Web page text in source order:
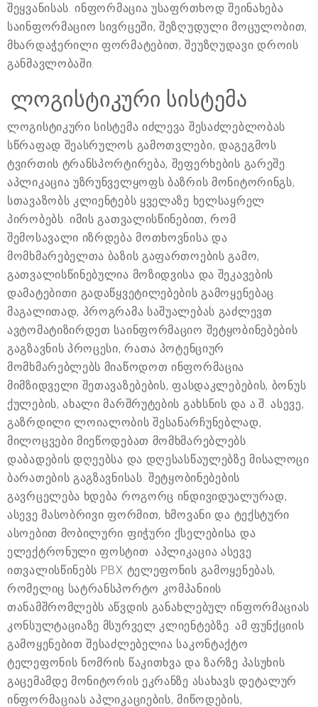
შეყვანისას. ინფორმაცია უსაფრთხოდ შეინახება
საინფორმაციო სივრცეში, შეზღუდული მოცულობით,
მხარდაჭერილი ფორმატებით, შეუზღუდავი დროის
განმავლობაში.
ლოგისტიკური სისტემა
ლოგისტიკური სისტემა იძლევა შესაძლებლობას
სწრაფად შეასრულოს გამოთვლები, დაგეგმოს
ტვირთის ტრანსპორტირება, შეფერხების გარეშე.
აპლიკაცია უზრუნველყოფს ბაზრის მონიტორინგს,
სთავაზობს კლიენტებს ყველაზე ხელსაყრელ
პირობებს. იმის გათვალისწინებით, რომ
შემოსავალი იზრდება მოთხოვნისა და
მომხმარებელთა ბაზის გაფართოების გამო,
გათვალისწინებულია მოზიდვისა და შეკავების
დამატებითი გადაწყვეტილებების გამოყენებაც.
მაგალითად, პროგრამა საშუალებას გაძლევთ
ავტომატიზირდეთ საინფორმაციო შეტყობინებების
გაგზავნის პროცესი, რათა პოტენციურ
მომხმარებლებს მიაწოდოთ ინფორმაცია
მიმზიდველი შეთავაზებების, ფასდაკლებების, ბონუს
ქულების, ახალი მარშრუტების გახსნის და ა.შ. ასევე,
გაზრდილი ლოიალობის შესანარჩუნებლად,
მილოცვები მიეწოდებათ მომხმარებლებს
დაბადების დღეებსა და დღესასწაულებზე მისალოცი
ბარათების გაგზავნისას. შეტყობინებების
გავრცელება ხდება როგორც ინდივიდუალურად,
ასევე მასობრივი ფორმით, ხმოვანი და ტექსტური
ასოებით მობილური ფიჭური ქსელებისა და
ელექტრონული ფოსტით. აპლიკაცია ასევე
ითვალისწინებს PBX ტელეფონის გამოყენებას,
რომელიც სატრანსპორტო კომპანიის
თანამშრომლებს აწვდის განახლებულ ინფორმაციას
კონსულტაციაზე მსურველ კლიენტებზე. ამ ფუნქციის
გამოყენებით შესაძლებელია საკონტაქტო
ტელეფონის ნომრის წაკითხვა და ზარზე პასუხის
გაცემამდე მონიტორის ეკრანზე ასახავს დეტალურ
ინფორმაციას აპლიკაციების, მიწოდების,